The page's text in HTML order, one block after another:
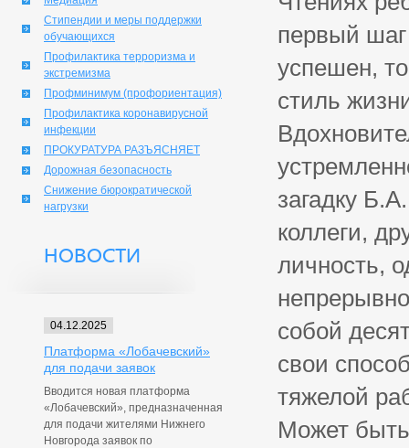
Стипендии и меры поддержки
обучающихся
Профилактика терроризма и
экстремизма
Профминимум (профориентация)
Профилактика коронавирусной
инфекции
ПРОКУРАТУРА РАЗЪЯСНЯЕТ
Дорожная безопасность
Снижение бюрократической
нагрузки
НОВОСТИ
04.12.2025
Платформа «Лобачевский»
для подачи заявок
Вводится новая платформа
«Лобачевский», предназначенная
для подачи жителями Нижнего
Новгорода заявок по
первый
успешен,
стиль
загадку
коллеги,
личность,
собой
свои
тяжелой
Может